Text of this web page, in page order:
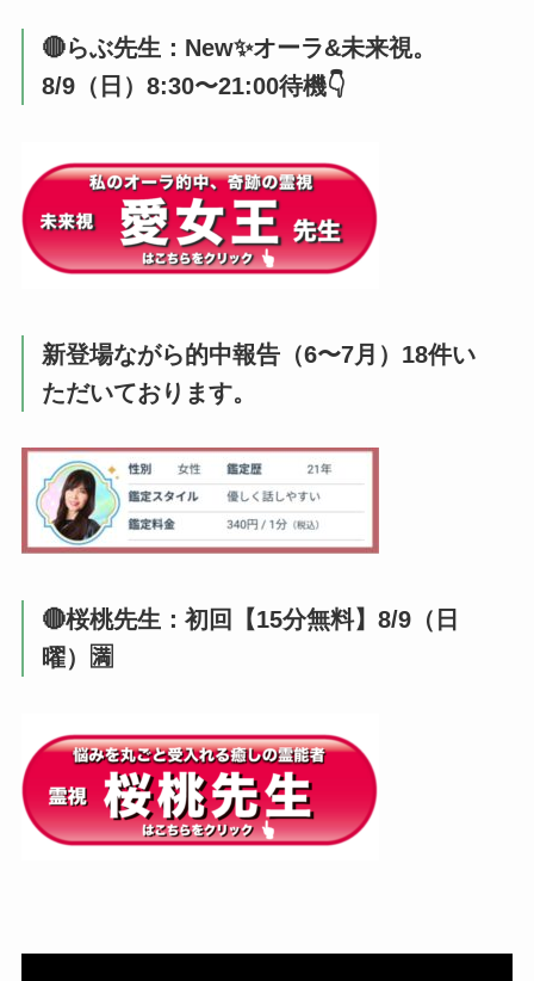
🔴らぶ先生：New✨オーラ&未来視。
8/9（日）8:30〜21:00待機👇️
新登場ながら的中報告（6〜7月）18件い
ただいております。
🔴桜桃先生：初回【15分無料】8/9（日
曜）🈵